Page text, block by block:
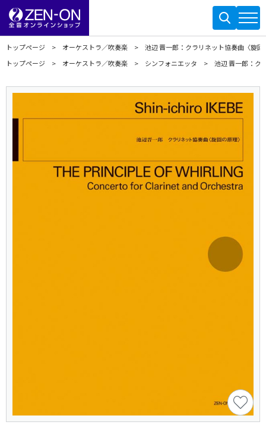
トップページ オーケストラ／吹奏楽
池辺 晋一郎：クラリネット協奏曲〈旋回
トップページ
オーケストラ／吹奏楽 シンフォニエッタ 池辺 晋一郎：ク